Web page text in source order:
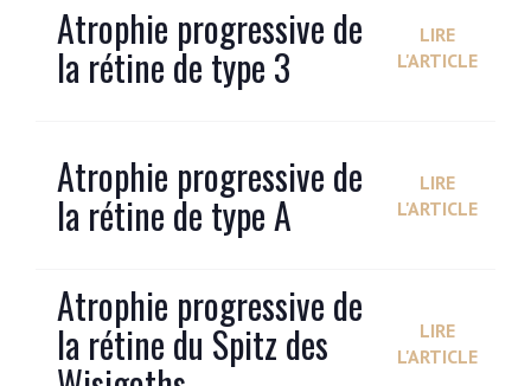
Atrophie progressive de
la rétine de type 3
LIRE
L'ARTICLE
Atrophie progressive de
la rétine de type A
LIRE
L'ARTICLE
Atrophie progressive de
la rétine du Spitz des
LIRE
L'ARTICLE